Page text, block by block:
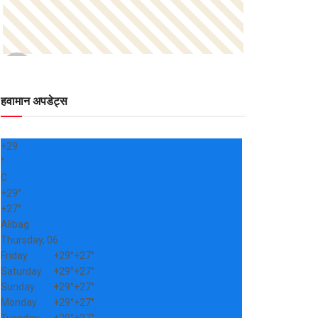
हवामान अपडेट्स
+29
°
C
+29°
+27°
Alibag
Thursday, 06
Friday
+29°+27°
Saturday
+29°+27°
Sunday
+29°+27°
Monday
+29°+27°